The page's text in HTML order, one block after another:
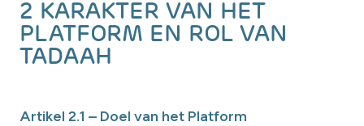
2 KARAKTER VAN HET
PLATFORM EN ROL VAN
TADAAH
Artikel 2.1 – Doel van het Platform